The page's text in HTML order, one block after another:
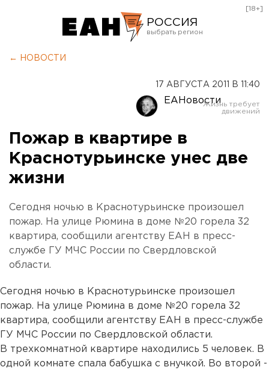
РОССИЯ
Оренбург
[18+]
← НОВОСТИ
17 АВГУСТА 2011 В 11:40
ЕАНовости
Пожар в квартире в
Краснотурьинске унес две
жизни
Сегодня ночью в Краснотурьинске произошел
пожар. На улице Рюмина в доме №20 горела 32
квартира, сообщили агентству ЕАН в пресс-
службе ГУ МЧС России по Свердловской
области.
Сегодня ночью в Краснотурьинске произошел
пожар. На улице Рюмина в доме №20 горела 32
квартира, сообщили агентству ЕАН в пресс-службе
ГУ МЧС России по Свердловской области.
В трехкомнатной квартире находились 5 человек. В
одной комнате спала бабушка с внучкой. Во второй -